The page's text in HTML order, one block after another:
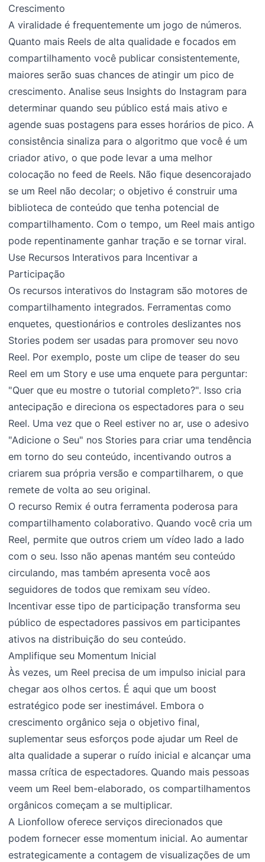
Crescimento
A viralidade é frequentemente um jogo de números.
Quanto mais Reels de alta qualidade e focados em
compartilhamento você publicar consistentemente,
maiores serão suas chances de atingir um pico de
crescimento. Analise seus Insights do Instagram para
determinar quando seu público está mais ativo e
agende suas postagens para esses horários de pico. A
consistência sinaliza para o algoritmo que você é um
criador ativo, o que pode levar a uma melhor
colocação no feed de Reels. Não fique desencorajado
se um Reel não decolar; o objetivo é construir uma
biblioteca de conteúdo que tenha potencial de
compartilhamento. Com o tempo, um Reel mais antigo
pode repentinamente ganhar tração e se tornar viral.
Use Recursos Interativos para Incentivar a
Participação
Os recursos interativos do Instagram são motores de
compartilhamento integrados. Ferramentas como
enquetes, questionários e controles deslizantes nos
Stories podem ser usadas para promover seu novo
Reel. Por exemplo, poste um clipe de teaser do seu
Reel em um Story e use uma enquete para perguntar:
"Quer que eu mostre o tutorial completo?". Isso cria
antecipação e direciona os espectadores para o seu
Reel. Uma vez que o Reel estiver no ar, use o adesivo
"Adicione o Seu" nos Stories para criar uma tendência
em torno do seu conteúdo, incentivando outros a
criarem sua própria versão e compartilharem, o que
remete de volta ao seu original.
O recurso Remix é outra ferramenta poderosa para
compartilhamento colaborativo. Quando você cria um
Reel, permite que outros criem um vídeo lado a lado
com o seu. Isso não apenas mantém seu conteúdo
circulando, mas também apresenta você aos
seguidores de todos que remixam seu vídeo.
Incentivar esse tipo de participação transforma seu
público de espectadores passivos em participantes
ativos na distribuição do seu conteúdo.
Amplifique seu Momentum Inicial
Às vezes, um Reel precisa de um impulso inicial para
chegar aos olhos certos. É aqui que um boost
estratégico pode ser inestimável. Embora o
crescimento orgânico seja o objetivo final,
suplementar seus esforços pode ajudar um Reel de
alta qualidade a superar o ruído inicial e alcançar uma
massa crítica de espectadores. Quando mais pessoas
veem um Reel bem-elaborado, os compartilhamentos
orgânicos começam a se multiplicar.
A Lionfollow oferece serviços direcionados que
podem fornecer esse momentum inicial. Ao aumentar
estrategicamente a contagem de visualizações de um